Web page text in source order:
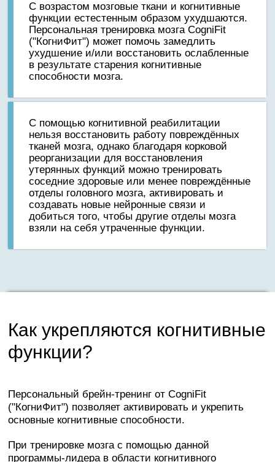
С возрастом мозговые ткани и когнитивные
функции естестенным образом ухудшаются.
Персональная тренировка мозга CogniFit
("КогниФит") может помочь замедлить
ухудшение и/или восстановить ослабленные
в результате старения когнитивные
способности мозга.
С помощью когнитивной реабилитации
нельзя восстановить работу повреждённых
тканей мозга, однако благодаря корковой
реорганизации для восстановления
утерянных функций можно тренировать
соседние здоровые или менее повреждённые
отделы головного мозга, активировать и
создавать новые нейронные связи и
добиться того, чтобы другие отделы мозга
взяли на себя утраченные функции.
Как укрепляются когнитивные
функции?
Персональный брейн-тренинг от CogniFit
("КогниФит") позволяет активировать и укрепить
основные когнитивные способности.
При тренировке мозга с помощью данной
программы-лидера в области когнитивного